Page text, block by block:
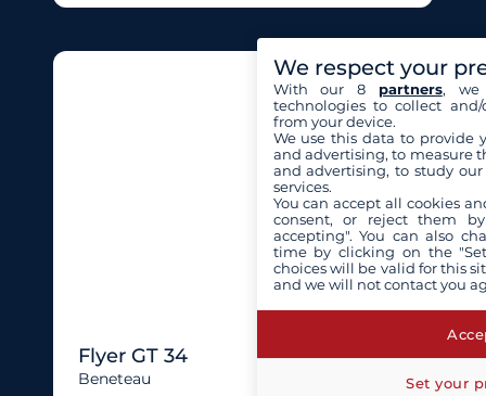
Flyer GT 34
Beneteau
We respect your
With our 8 partners, we
technologies to collect
from your device.
We use this data to provide
and advertising, to measure
and advertising, to study
services.
You can accept all cookies
consent, or reject them
accepting". You can also
time by clicking on the
choices will be valid for this
and we will not contact you
Set your